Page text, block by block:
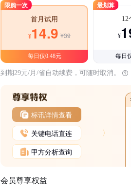
限购一次
首月试用
¥14.9 ¥39
每日仅0.48元
最划算
12
¥
每日
到期29元/月/省自动续费，可随时取消。
标讯详情查看
关键电话直连
甲方分析查询
会员尊享权益